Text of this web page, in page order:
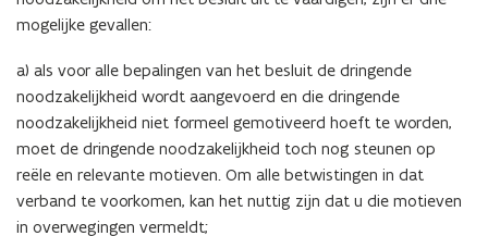
mogelijke gevallen:
a) als voor alle bepalingen van het besluit de dringende
noodzakelijkheid wordt aangevoerd en die dringende
noodzakelijkheid niet formeel gemotiveerd hoeft te worden,
moet de dringende noodzakelijkheid toch nog steunen op
reële en relevante motieven. Om alle betwistingen in dat
verband te voorkomen, kan het nuttig zijn dat u die motieven
in overwegingen vermeldt;